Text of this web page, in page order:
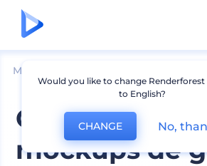
Mockups
Colección de
mockups de
Would you like to change Renderforest
to English?
CHANGE No,